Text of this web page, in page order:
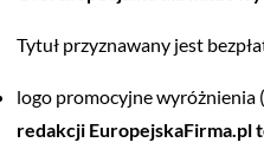
Tytuł przyznawany jest
logo promocyjne wyróżnienia
redakcji EuropejskaFirma.pl